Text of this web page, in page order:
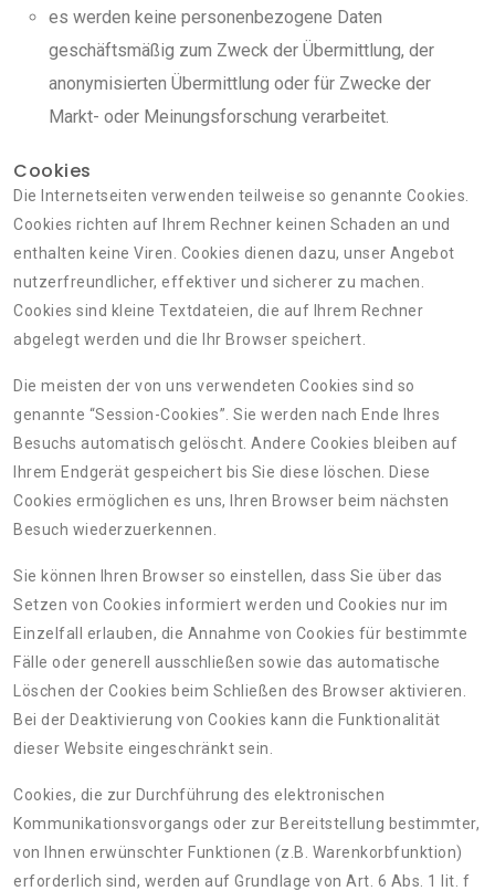
es werden keine personenbezogene Daten
geschäftsmäßig zum Zweck der Übermittlung, der
anonymisierten Übermittlung oder für Zwecke der
Markt- oder Meinungsforschung verarbeitet.
Cookies
Die Internetseiten verwenden teilweise so genannte Cookies.
Cookies richten auf Ihrem Rechner keinen Schaden an und
enthalten keine Viren. Cookies dienen dazu, unser Angebot
nutzerfreundlicher, effektiver und sicherer zu machen.
Cookies sind kleine Textdateien, die auf Ihrem Rechner
abgelegt werden und die Ihr Browser speichert.
Die meisten der von uns verwendeten Cookies sind so
genannte “Session-Cookies”. Sie werden nach Ende Ihres
Besuchs automatisch gelöscht. Andere Cookies bleiben auf
Ihrem Endgerät gespeichert bis Sie diese löschen. Diese
Cookies ermöglichen es uns, Ihren Browser beim nächsten
Besuch wiederzuerkennen.
Sie können Ihren Browser so einstellen, dass Sie über das
Setzen von Cookies informiert werden und Cookies nur im
Einzelfall erlauben, die Annahme von Cookies für bestimmte
Fälle oder generell ausschließen sowie das automatische
Löschen der Cookies beim Schließen des Browser aktivieren.
Bei der Deaktivierung von Cookies kann die Funktionalität
dieser Website eingeschränkt sein.
Cookies, die zur Durchführung des elektronischen
Kommunikationsvorgangs oder zur Bereitstellung bestimmter,
von Ihnen erwünschter Funktionen (z.B. Warenkorbfunktion)
erforderlich sind, werden auf Grundlage von Art. 6 Abs. 1 lit. f